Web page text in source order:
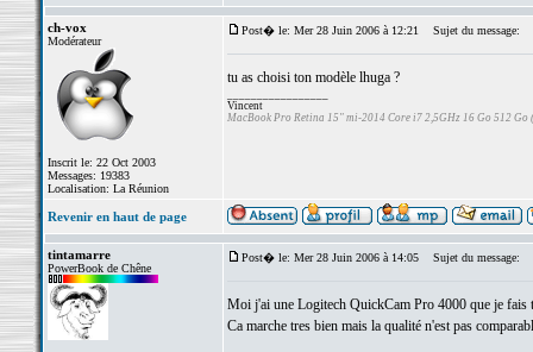
ch-vox
Modérateur
Inscrit le: 22 Oct 2003
Messages: 19383
Localisation: La Réunion
Post� le: Mer 28 Juin 2006 à 12:21 Sujet du message:
tu as choisi ton modèle lhuga ?
Vincent
MacBook Pro Retina 15" mi-2014 Core i7 2,5GHz 16 Go 512 Go
Revenir en haut de page
tintamarre
PowerBook de Chêne
Post� le: Mer 28 Juin 2006 à 14:05 Sujet du message:
Moi j'ai une Logitech QuickCam Pro 4000 que je fais
Ca marche tres bien mais la qualité n'est pas